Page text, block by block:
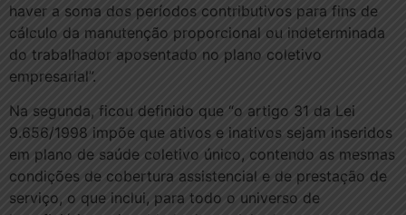
haver a soma dos períodos contributivos para fins de
cálculo da manutenção proporcional ou indeterminada
do trabalhador aposentado no plano coletivo
empresarial”.
Na segunda, ficou definido que “o artigo 31 da Lei
9.656/1998 impõe que ativos e inativos sejam inseridos
em plano de saúde coletivo único, contendo as mesmas
condições de cobertura assistencial e de prestação de
serviço, o que inclui, para todo o universo de